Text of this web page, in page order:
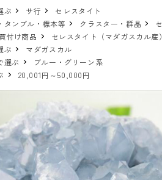
ぶ
サ行
セレスタイト
タンブル・標本等
クラスター・群晶
付け商品
セレスタイト（マダガスカル産）
ぶ
マダガスカル
選ぶ
ブルー・グリーン系
20,001円～50,000円